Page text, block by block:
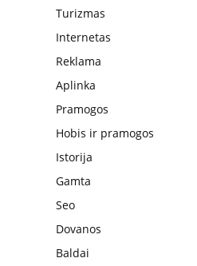
Turizmas
Internetas
Reklama
Aplinka
Pramogos
Hobis ir pramogos
Istorija
Gamta
Seo
Dovanos
Baldai